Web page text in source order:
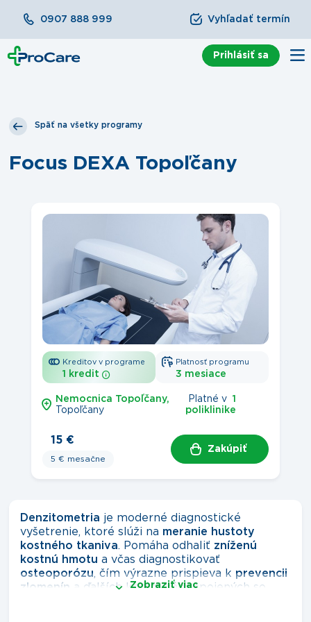
0907 888 999 Vyhľadať termín
Prihlásiť sa
Späť na všetky programy
Focus DEXA Topoľčany
Denzitometria je moderné diagnostické
vyšetrenie, ktoré slúži na meranie hustoty
kostného tkaniva. Pomáha odhaliť zníženú
kostnú hmotu a včas diagnostikovať
osteoporózu, čím výrazne prispieva k prevencii
zlomenín a ďalších komplikácií spojených so
Kreditov v programe
1 kredit
Platnosť programu
3 mesiace
Nemocnica Topoľčany,
Topoľčany
Platné v 1
poliklinike
15 €
5 € mesačne
Zakúpiť